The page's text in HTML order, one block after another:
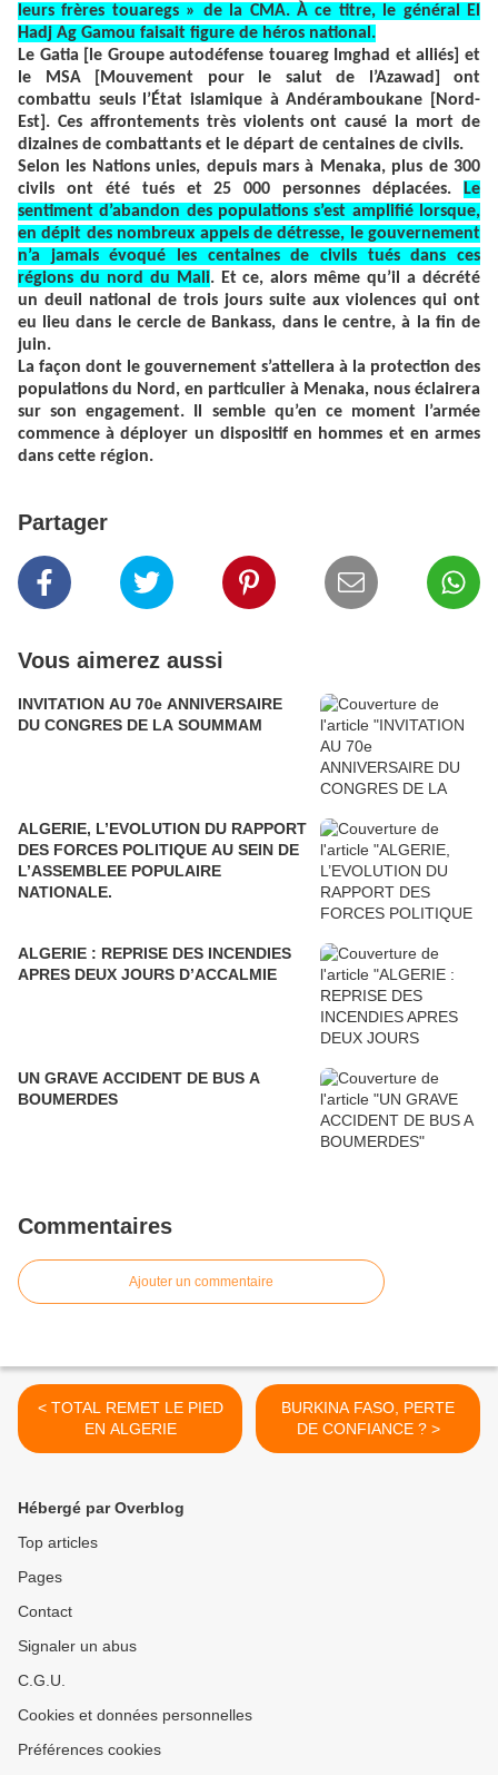
leurs frères touaregs » de la CMA. À ce titre, le général El
Hadj Ag Gamou faisait figure de héros national.
Le Gatia [le Groupe autodéfense touareg Imghad et alliés] et
le MSA [Mouvement pour le salut de l’Azawad] ont
combattu seuls l’État islamique à Andéramboukane [Nord-
Est]. Ces affrontements très violents ont causé la mort de
dizaines de combattants et le départ de centaines de civils.
Selon les Nations unies, depuis mars à Menaka, plus de 300
civils ont été tués et 25 000 personnes déplacées.
Le
sentiment d’abandon des populations s’est amplifié lorsque,
en dépit des nombreux appels de détresse, le gouvernement
n’a jamais évoqué les centaines de civils tués dans ces
régions du nord du Mali. Et ce, alors même qu’il a décrété
un deuil national de trois jours suite aux violences qui ont
eu lieu dans le cercle de Bankass, dans le centre, à la fin de
juin.
La façon dont le gouvernement s’attellera à la protection des
populations du Nord, en particulier à Menaka, nous éclairera
sur son engagement. Il semble qu’en ce moment l’armée
commence à déployer un dispositif en hommes et en armes
dans cette région.
Partager
Vous aimerez aussi
INVITATION AU 70e ANNIVERSAIRE
DU CONGRES DE LA SOUMMAM
ALGERIE, L’EVOLUTION DU RAPPORT
DES FORCES POLITIQUE AU SEIN DE
L’ASSEMBLEE POPULAIRE
NATIONALE.
ALGERIE : REPRISE DES INCENDIES
APRES DEUX JOURS D’ACCALMIE
UN GRAVE ACCIDENT DE BUS A
BOUMERDES
Commentaires
Ajouter un commentaire
< TOTAL REMET LE PIED
EN ALGERIE
BURKINA FASO, PERTE
DE CONFIANCE ? >
Hébergé par Overblog
Top articles
Pages
Contact
Signaler un abus
C.G.U.
Cookies et données personnelles
Préférences cookies